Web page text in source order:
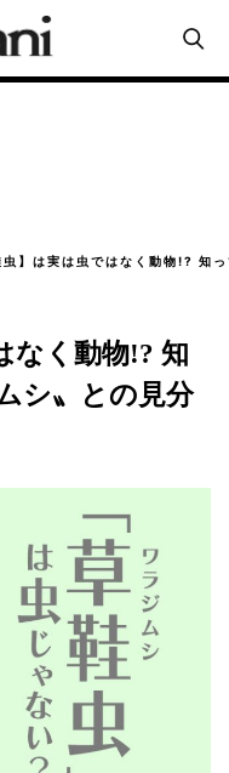
虫】は実は虫ではなく動物!? 知
なく動物!? 知
シ〟との見分